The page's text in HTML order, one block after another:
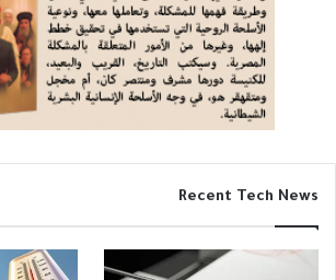
Recent Tech News